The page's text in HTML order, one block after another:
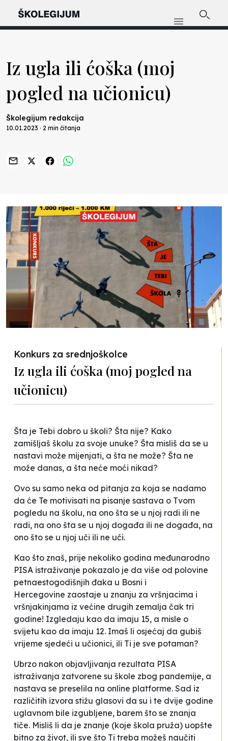
Iz ugla ili ćoška (moj
pogled na učionicu)
Školegijum redakcija
10.01.2023 · 2 min čitanja
Konkurs za srednjoškolce
Iz ugla ili ćoška (moj pogled na
učionicu)
Šta je Tebi dobro u školi? Šta nije? Kako
zamišljaš školu za svoje unuke? Šta misliš da se u
nastavi može mijenjati, a šta ne može? Šta ne
može danas, a šta neće moći nikad?
Ovo su samo neka od pitanja za koja se nadamo
da će Te motivisati na pisanje sastava o Tvom
pogledu na školu, na ono šta se u njoj radi ili ne
radi, na ono šta se u njoj događa ili ne događa, na
ono što se u njoj uči ili ne uči.
Kao što znaš, prije nekoliko godina međunarodno
PISA istraživanje pokazalo je da više od polovine
petnaestogodišnjih đaka u Bosni i
Hercegovine zaostaje u znanju za vršnjacima i
vršnjakinjama iz većine drugih zemalja čak tri
godine! Izgledaju kao da imaju 15, a misle o
svijetu kao da imaju 12. Imaš li osjećaj da gubiš
vrijeme sjedeći u učionici, ili Ti je sve potaman?
Ubrzo nakon objavljivanja rezultata PISA
istraživanja zatvorene su škole zbog pandemije, a
nastava se preselila na online platforme. Sad iz
različitih izvora stižu glasovi da su i te dvije godine
uglavnom bile izgubljene, barem što se znanja
tiče. Misliš li da je znanje (koje škola pruža) uopšte
bitno za život, ili sve što Ti treba možeš naučiti